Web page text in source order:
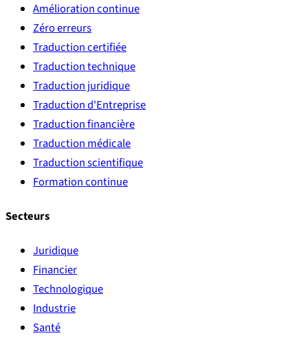
Amélioration continue
Zéro erreurs
Traduction certifiée
Traduction technique
Traduction juridique
Traduction d'Entreprise
Traduction financière
Traduction médicale
Traduction scientifique
Formation continue
Secteurs
Juridique
Financier
Technologique
Industrie
Santé